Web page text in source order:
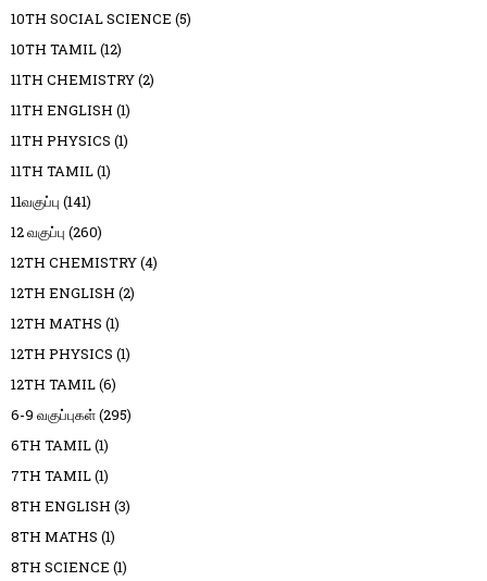
10TH SOCIAL SCIENCE (5)
10TH TAMIL(12)
11TH CHEMISTRY(2)
11TH ENGLISH (1)
11TH PHYSICS (1)
11TH TAMIL(1)
11வகுப்பு (141)
12 வகுப்பு (260)
12TH CHEMISTRY(4)
12TH ENGLISH (2)
12TH MATHS (1)
12TH PHYSICS (1)
12TH TAMIL(6)
6-9 வகுப்புகள்(295)
6TH TAMIL(1)
7TH TAMIL(1)
8TH ENGLISH (3)
8TH MATHS (1)
8TH SCIENCE (1)